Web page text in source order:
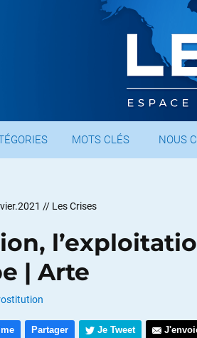
MOTS CLÉS NOUS
// Les Crises
| Arte
Partager Je Tweet